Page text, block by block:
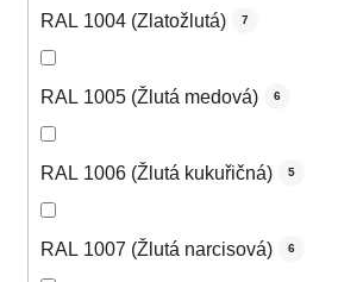
RAL 1004 (Zlatožlutá) 7
RAL 1005 (Žlutá medová) 6
RAL 1006 (Žlutá kukuřičná) 5
RAL 1007 (Žlutá narcisová) 6